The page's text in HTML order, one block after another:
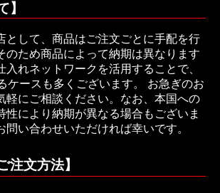
】
として、商品はご注文ごとに手配を行
のため商品によって納期は異なります
入れネットワークを活用することで、
ケースも多くございます。 お急ぎのお
軽にご相談ください。なお、本国への
性により納期が異なる場合もございま
問い合わせいただければ幸いです。
注文方法】